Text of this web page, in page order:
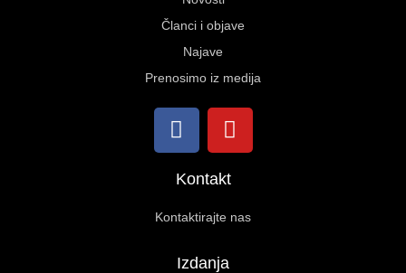
Članci i objave
Najave
Prenosimo iz medija
Kontakt
Kontaktirajte nas
Izdanja